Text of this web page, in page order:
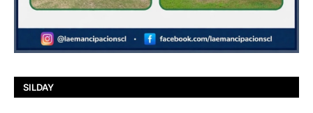
SILDAY